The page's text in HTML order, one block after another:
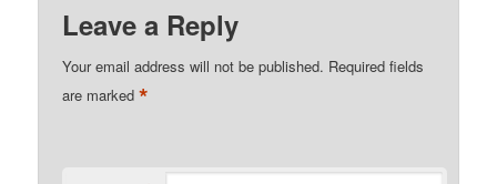
Leave a Reply
Your email address will not be published. Required fields
are marked*